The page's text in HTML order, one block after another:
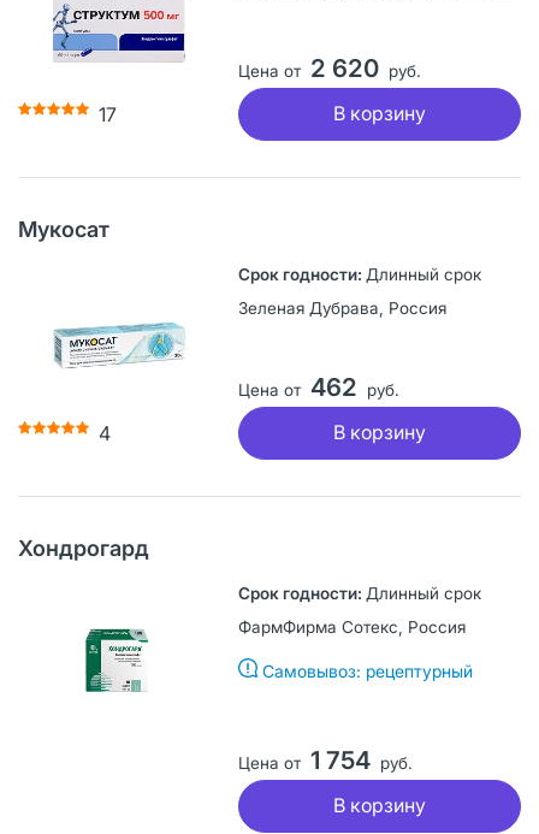
17
Цена от 2 620 руб.
В корзину
Мукосат
4
Длинный срок
Зеленая Дубрава, Россия
Цена от 462 руб.
В корзину
Хондрогард
Длинный срок
ФармФирма Сотекс, Россия
Самовывоз: рецептурный
Цена от 1 754 руб.
В корзину